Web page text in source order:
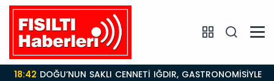
18:42